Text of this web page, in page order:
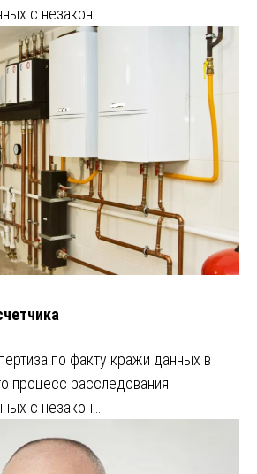
с незакон…
по факту кражи данных в
процесс расследования
с незакон…